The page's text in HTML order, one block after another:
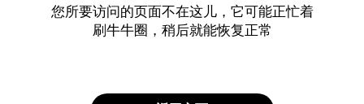
您所要访问的页面不在这儿，它可能正忙着
刷牛牛圈，稍后就能恢复正常